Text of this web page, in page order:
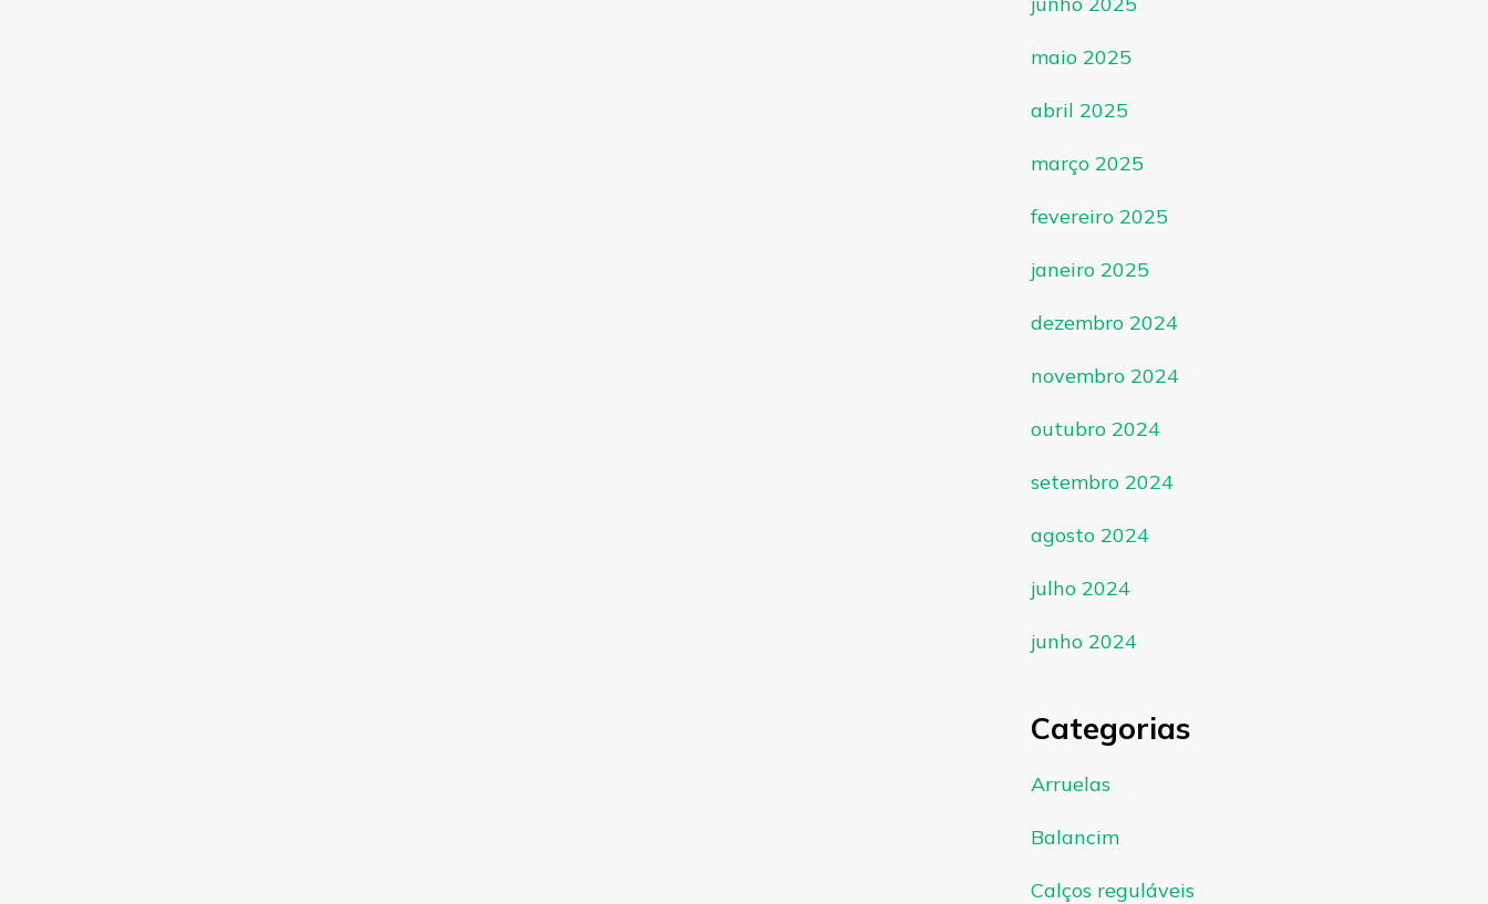
maio 2025
abril 2025
março 2025
fevereiro 2025
janeiro 2025
dezembro 2024
novembro 2024
outubro 2024
setembro 2024
agosto 2024
julho 2024
junho 2024
Categorias
Arruelas
Balancim
Calços reguláveis